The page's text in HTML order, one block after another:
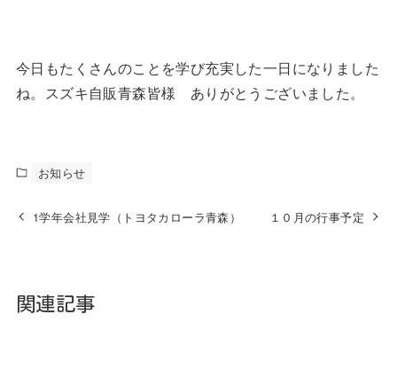
今日もたくさんのことを学び充実した一日になりました
ね。スズキ自販青森皆様 ありがとうございました。
お知らせ
1学年会社見学（トヨタカローラ青森） １０月の行事予定
関連記事